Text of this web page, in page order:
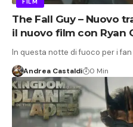
The Fall Guy – Nuovo
il nuovo film con Ryan
In questa notte di fuoco per i
Andrea Castaldi 0 Min